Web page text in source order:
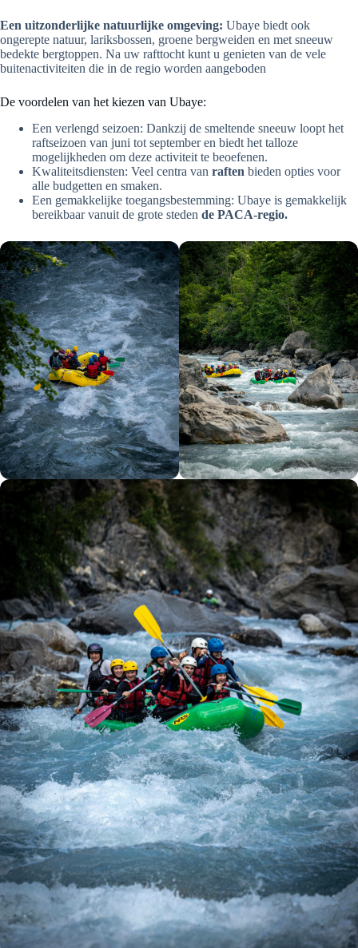
Een uitzonderlijke natuurlijke omgeving: Ubaye biedt ook
ongerepte natuur, lariksbossen, groene bergweiden en met sneeuw
bedekte bergtoppen. Na uw rafttocht kunt u genieten van de vele
buitenactiviteiten die in de regio worden aangeboden
De voordelen van het kiezen van Ubaye:
Een verlengd seizoen: Dankzij de smeltende sneeuw loopt het
raftseizoen van juni tot september en biedt het talloze
mogelijkheden om deze activiteit te beoefenen.
Kwaliteitsdiensten: Veel centra van raften bieden opties voor
alle budgetten en smaken.
Een gemakkelijke toegangsbestemming: Ubaye is gemakkelijk
bereikbaar vanuit de grote steden de PACA-regio.